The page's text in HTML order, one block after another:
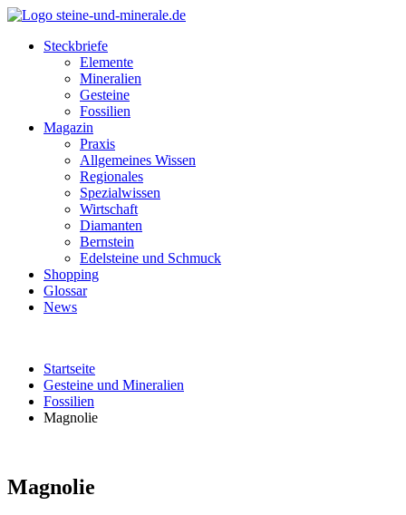
Steckbriefe
Elemente
Mineralien
Gesteine
Fossilien
Magazin
Praxis
Allgemeines Wissen
Regionales
Spezialwissen
Wirtschaft
Diamanten
Bernstein
Edelsteine und Schmuck
Shopping
Glossar
News
Startseite
Gesteine und Mineralien
Fossilien
Magnolie
Magnolie